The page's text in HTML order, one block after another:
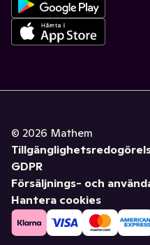
© 2026 Mathem
GDPR
Försäljnings- och
Hantera cookies